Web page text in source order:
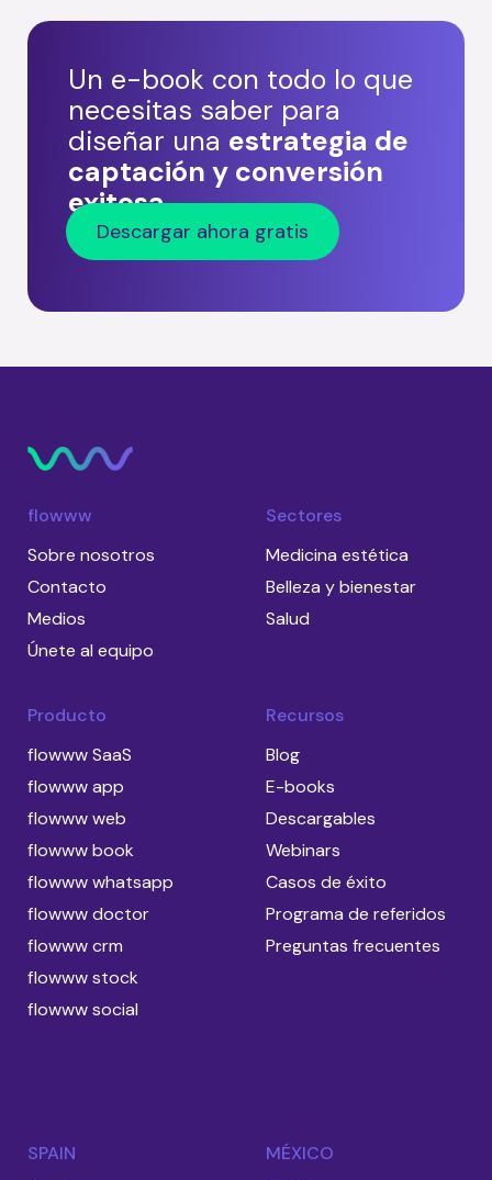
Un e-book con todo lo que
necesitas saber para
diseñar una estrategia de
captación y conversión
exitosa
Descargar ahora gratis
flowww
Sobre nosotros
Contacto
Medios
Únete al equipo
Sectores
Medicina estética
Belleza y bienestar
Salud
Producto
flowww SaaS
flowww app
flowww web
flowww book
flowww whatsapp
flowww doctor
flowww crm
flowww stock
flowww social
Recursos
Blog
E-books
Descargables
Webinars
Casos de éxito
Programa de referidos
Preguntas frecuentes
SPAIN
MÉXICO